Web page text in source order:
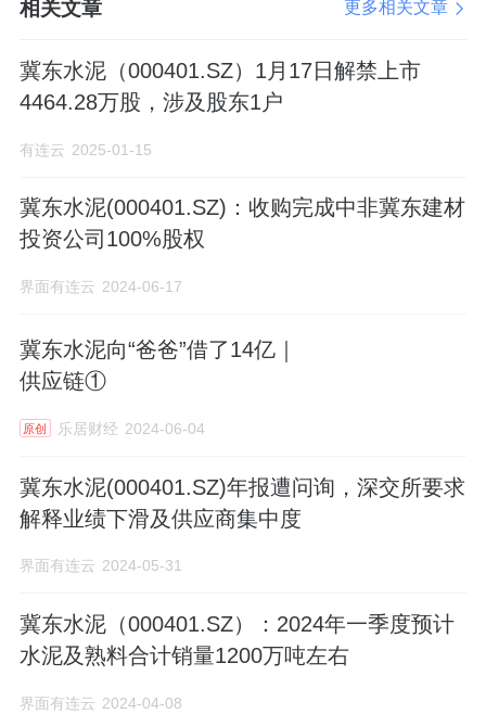
相关文章 更多相关文章
冀东水泥（000401.SZ）1月17日解禁上市
4464.28万股，涉及股东1户
有连云 2025-01-15
冀东水泥(000401.SZ)：收购完成中非冀东建材
投资公司100%股权
界面有连云 2024-06-17
冀东水泥向“爸爸”借了14亿｜
供应链①
原创 乐居财经 2024-06-04
冀东水泥(000401.SZ)年报遭问询，深交所要求
解释业绩下滑及供应商集中度
界面有连云 2024-05-31
冀东水泥（000401.SZ）：2024年一季度预计
水泥及熟料合计销量1200万吨左右
界面有连云 2024-04-08